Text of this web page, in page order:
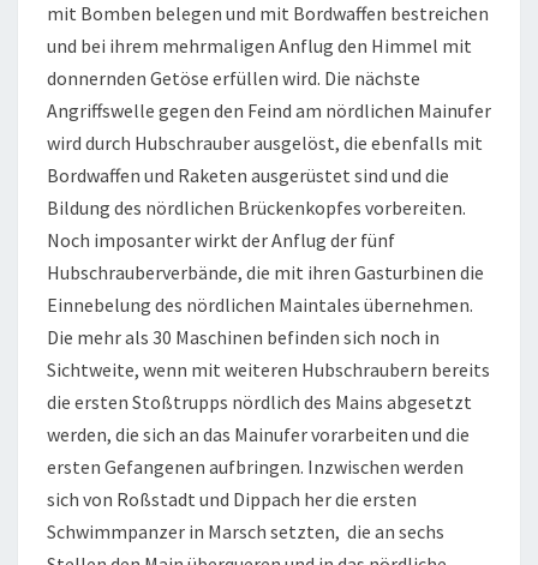
mit Bomben belegen und mit Bordwaffen bestreichen
und bei ihrem mehrmaligen Anflug den Himmel mit
donnernden Getöse erfüllen wird. Die nächste
Angriffswelle gegen den Feind am nördlichen Mainufer
wird durch Hubschrauber ausgelöst, die ebenfalls mit
Bordwaffen und Raketen ausgerüstet sind und die
Bildung des nördlichen Brückenkopfes vorbereiten.
Noch imposanter wirkt der Anflug der fünf
Hubschrauberverbände, die mit ihren Gasturbinen die
Einnebelung des nördlichen Maintales übernehmen.
Die mehr als 30 Maschinen befinden sich noch in
Sichtweite, wenn mit weiteren Hubschraubern bereits
die ersten Stoßtrupps nördlich des Mains abgesetzt
werden, die sich an das Mainufer vorarbeiten und die
ersten Gefangenen aufbringen. Inzwischen werden
sich von Roßstadt und Dippach her die ersten
Schwimmpanzer in Marsch setzten, die an sechs